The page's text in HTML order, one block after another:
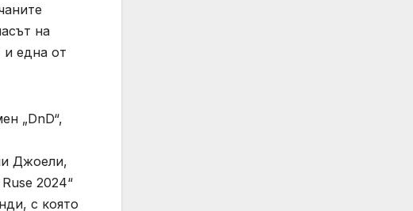
на
и една от
„DnD“,
Джоели,
2024“
с която